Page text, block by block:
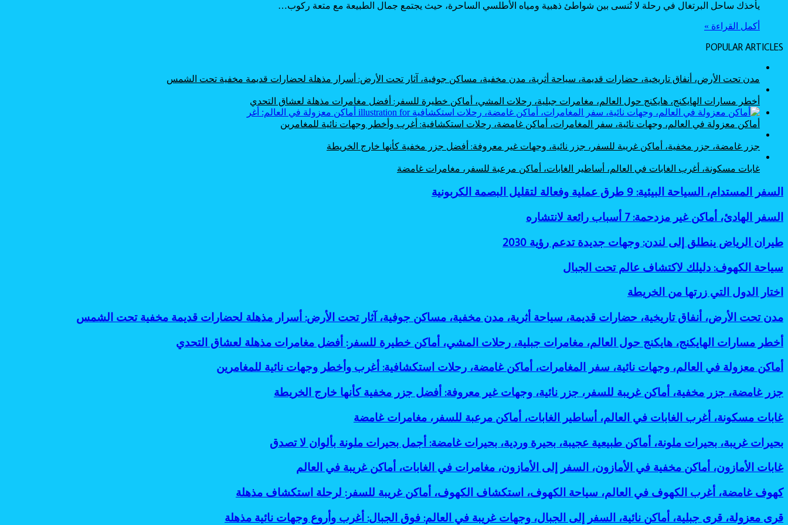
يأخذك ساحل البرتغال في رحلة لا تُنسى بين شواطئ ذهبية ومياه الأطلسي الساحرة، حيث يجتمع جمال الطبيعة مع متعة ركوب…
أكمل القراءة »
POPULAR ARTICLES
مدن تحت الأرض، أنفاق تاريخية، حضارات قديمة، سياحة أثرية، مدن مخفية، مساكن جوفية، آثار تحت الأرض: أسرار مذهلة لحضارات قديمة مخفية تحت الشمس
أخطر مسارات الهايكنج، هايكنج حول العالم، مغامرات جبلية، رحلات المشي، أماكن خطيرة للسفر: أفضل مغامرات مذهلة لعشاق التحدي
أماكن معزولة في العالم، وجهات نائية، سفر المغامرات، أماكن غامضة، رحلات استكشافية: أغرب وأخطر وجهات نائية للمغامرين
جزر غامضة، جزر مخفية، أماكن غريبة للسفر، جزر نائية، وجهات غير معروفة: أفضل جزر مخفية كأنها خارج الخريطة
غابات مسكونة، أغرب الغابات في العالم، أساطير الغابات، أماكن مرعبة للسفر، مغامرات غامضة
السفر
المستدام،
السياحة
البيئية:
طرق
وفعالة
البصمة
الكربونية
السفر المستدام، السياحة البيئية: 9 طرق عملية وفعالة لتقليل البصمة الكربونية
السفر
الهادئ،
أماكن
غير
7
رائعة
السفر الهادئ، أماكن غير مزدحمة: 7 أسباب رائعة لانتشاره
طيران
الرياض
ينطلق
إلى
لندن:
وجهات
تدعم
2030
طيران الرياض ينطلق إلى لندن: وجهات جديدة تدعم رؤية 2030
سياحة
الكهوف:
دليلك
لاكتشاف
تحت
الجبال
سياحة الكهوف: دليلك لاكتشاف عالم تحت الجبال
اختار
الدول
زرتها
من
الخريطة
اختار الدول التي زرتها من الخريطة
مدن
تحت
الأرض،
أنفاق
تاريخية،
حضارات
سياحة
مدن
مخفية،
مساكن
جوفية،
آثار
تحت
أسرار
لحضارات
مدن تحت الأرض، أنفاق تاريخية، حضارات قديمة، سياحة أثرية، مدن مخفية، مساكن جوفية، آثار تحت الأرض: أسرار مذهلة لحضارات قديمة مخفية تحت الشمس
أخطر
مسارات
الهايكنج،
هايكنج
العالم،
جبلية،
المشي،
أماكن
خطيرة
للسفر:
أفضل
مغامرات
لعشاق
أخطر مسارات الهايكنج، هايكنج حول العالم، مغامرات جبلية، رحلات المشي، أماكن خطيرة للسفر: أفضل مغامرات مذهلة لعشاق التحدي
أماكن
معزولة
العالم،
وجهات
نائية،
المغامرات،
غامضة،
رحلات
استكشافية:
أغرب
وجهات
أماكن معزولة في العالم، وجهات نائية، سفر المغامرات، أماكن غامضة، رحلات استكشافية: أغرب وأخطر وجهات نائية للمغامرين
جزر
غامضة،
جزر
مخفية،
غريبة
جزر
وجهات
غير
معروفة:
جزر غامضة، جزر مخفية، أماكن غريبة للسفر، جزر نائية، وجهات غير معروفة: أفضل جزر مخفية كأنها خارج الخريطة
غابات
مسكونة،
أغرب
الغابات
في
العالم،
الغابات،
مرعبة
غابات مسكونة، أغرب الغابات في العالم، أساطير الغابات، أماكن مرعبة للسفر، مغامرات غامضة
بحيرات
غريبة،
بحيرات
ملونة،
أماكن
طبيعية
بحيرة
بحيرات غريبة، بحيرات ملونة، أماكن طبيعية عجيبة، بحيرة وردية، بحيرات غامضة: أجمل بحيرات ملونة بألوان لا تصدق
غابات
الأمازون،
أماكن
مخفية
الأمازون،
غابات الأمازون، أماكن مخفية في الأمازون، السفر إلى الأمازون، مغامرات في الغابات، أماكن غريبة في العالم
كهوف
غامضة،
أغرب
كهوف غامضة، أغرب الكهوف في العالم، سياحة الكهوف، استكشاف الكهوف، أماكن غريبة للسفر: لرحلة استكشاف مذهلة
قرى
قرى معزولة، قرى جبلية، أماكن نائية، السفر إلى الجبال، وجهات غريبة في العالم: فوق الجبال: أغرب وأروع وجهات نائية مذهلة